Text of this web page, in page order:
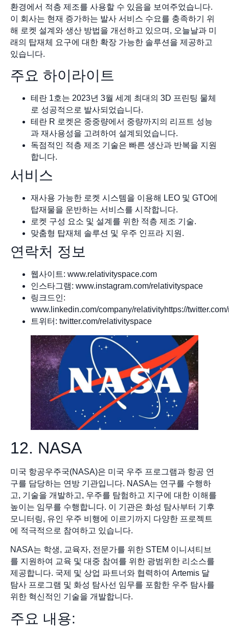
환경에서 적층 제조를 사용할 수 있음을 보여주었습니다.
이 회사는 현재 증가하는 발사 서비스 수요를 충족하기 위
해 로켓 설계와 생산 방법을 개선하고 있으며, 오늘날과 미
래의 탑재체 요구에 대한 확장 가능한 솔루션을 제공하고
있습니다.
주요 하이라이트
테란 1호는 2023년 3월 세계 최대의 3D 프린팅 물체
로 성공적으로 발사되었습니다.
테란 R 로켓은 중중량에서 중량까지의 리프트 성능
과 재사용성을 고려하여 설계되었습니다.
독점적인 적층 제조 기술은 빠른 생산과 반복을 지원
합니다.
서비스
재사용 가능한 로켓 시스템을 이용해 LEO 및 GTO에
탑재물을 운반하는 서비스를 시작합니다.
로켓 구성 요소 및 설계를 위한 적층 제조 기술.
맞춤형 탑재체 솔루션 및 우주 인프라 지원.
연락처 정보
웹사이트: www.relativityspace.com
인스타그램: www.instagram.com/relativityspace
링크드인:
www.linkedin.com/company/relativityhttps://
트위터: twitter.com/relativityspace
12. NASA
미국 항공우주국(NASA)은 미국 우주 프로그램과 항공 연
구를 담당하는 연방 기관입니다. NASA는 연구를 수행하
고, 기술을 개발하고, 우주를 탐험하고 지구에 대한 이해를
높이는 임무를 수행합니다. 이 기관은 화성 탐사부터 기후
모니터링, 유인 우주 비행에 이르기까지 다양한 프로젝트
에 적극적으로 참여하고 있습니다.
NASA는 학생, 교육자, 전문가를 위한 STEM 이니셔티브
를 지원하여 교육 및 대중 참여를 위한 광범위한 리소스를
제공합니다. 국제 및 상업 파트너와 협력하여 Artemis 달
탐사 프로그램 및 화성 탐사선 임무를 포함한 우주 탐사를
위한 혁신적인 기술을 개발합니다.
주요 내용: